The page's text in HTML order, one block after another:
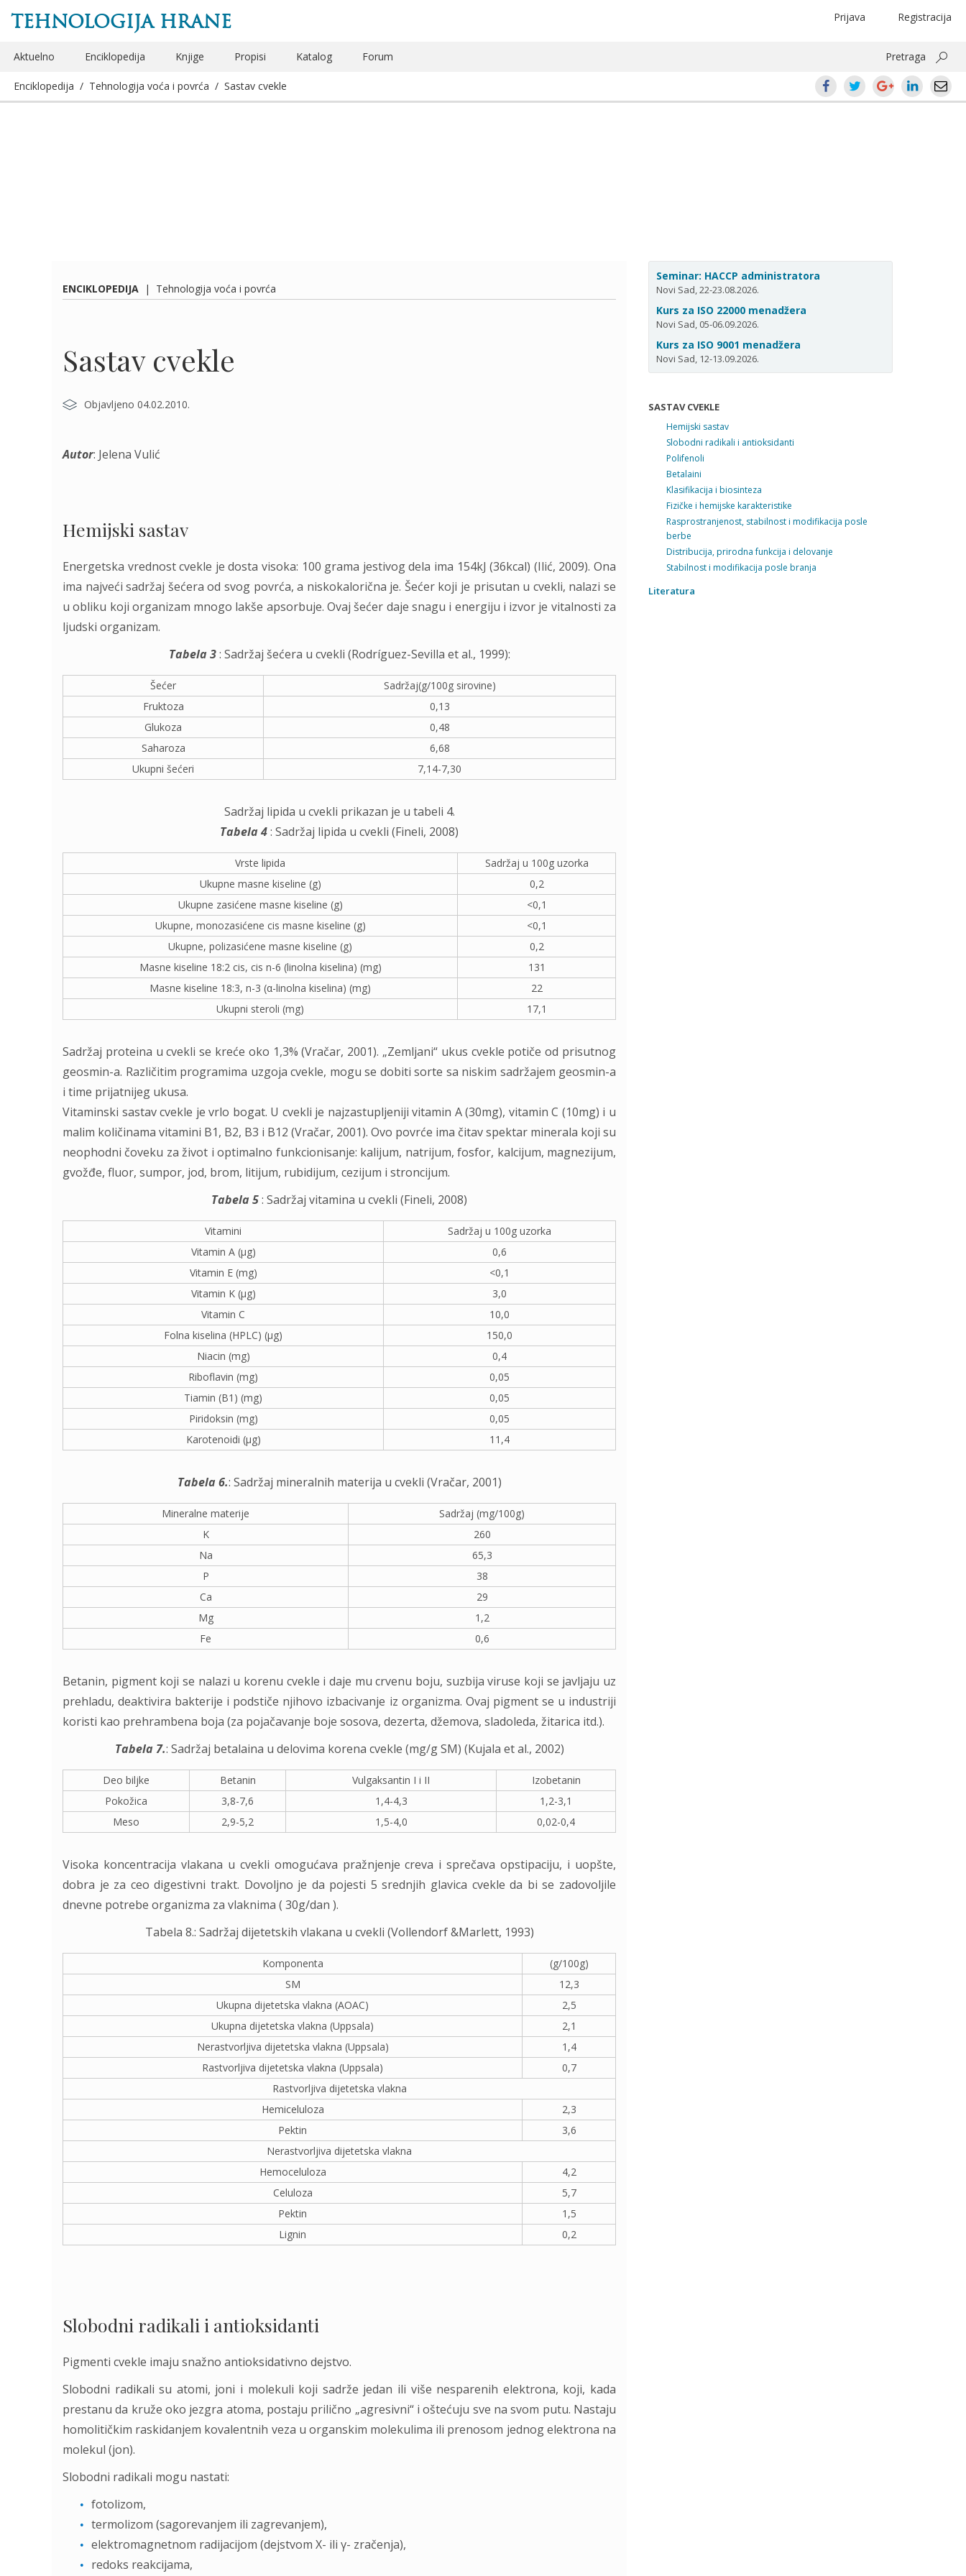
TEHNOLOGIJA HRANE Registracija
Prijava
Aktuelno Enciklopedija Knjige Propisi Katalog Forum Pretraga
Enciklopedija / Tehnologija voća i povrća / Sastav cvekle
ENCIKLOPEDIJA | Tehnologija voća i povrća
Sastav cvekle
Objavljeno 04.02.2010.
Autor: Jelena Vulić
Hemijski sastav
Energetska vrednost cvekle je dosta visoka: 100 grama jestivog dela ima 154kJ (36kcal) (Ilić, 2009). Ona
ima najveći sadržaj šećera od svog povrća, a niskokalorična je. Šećer koji je prisutan u cvekli, nalazi se
u obliku koji organizam mnogo lakše apsorbuje. Ovaj šećer daje snagu i energiju i izvor je vitalnosti za
ljudski organizam.
Tabela 3: Sadržaj šećera u cvekli (Rodríguez-Sevilla et al., 1999):
Šećer
Sadržaj(g/100g sirovine)
Fruktoza
0,13
Glukoza
0,48
Saharoza
6,68
Ukupni šećeri
7,14-7,30
Sadržaj lipida u cvekli prikazan je u tabeli 4.
Tabela 4: Sadržaj lipida u cvekli (Fineli, 2008)
Vrste lipida
Sadržaj u 100g uzorka
Ukupne masne kiseline (g)
0,2
Ukupne zasićene masne kiseline (g)
<0,1
Ukupne, monozasićene cis masne kiseline (g)
<0,1
Ukupne, polizasićene masne kiseline (g)
0,2
Masne kiseline 18:2 cis, cis n-6 (linolna kiselina) (mg)
131
Masne kiseline 18:3, n-3 (α-linolna kiselina) (mg)
22
Ukupni steroli (mg)
17,1
Sadržaj proteina u cvekli se kreće oko 1,3% (Vračar, 2001). „Zemljani“ ukus cvekle potiče od prisutnog
geosmin-a. Različitim programima uzgoja cvekle, mogu se dobiti sorte sa niskim sadržajem geosmin-a
i time prijatnijeg ukusa.
Vitaminski sastav cvekle je vrlo bogat. U cvekli je najzastupljeniji vitamin A (30mg), vitamin C (10mg) i u
malim količinama vitamini B1, B2, B3 i B12 (Vračar, 2001). Ovo povrće ima čitav spektar minerala koji su
neophodni čoveku za život i optimalno funkcionisanje: kalijum, natrijum, fosfor, kalcijum, magnezijum,
gvožđe, fluor, sumpor, jod, brom, litijum, rubidijum, cezijum i stroncijum.
Tabela 5: Sadržaj vitamina u cvekli (Fineli, 2008)
Vitamini
Sadržaj u 100g uzorka
Vitamin A (μg)
0,6
Vitamin E (mg)
<0,1
Vitamin K (μg)
3,0
Vitamin C
10,0
Folna kiselina (HPLC) (μg)
150,0
Niacin (mg)
0,4
Riboflavin (mg)
0,05
Tiamin (B1) (mg)
0,05
Piridoksin (mg)
0,05
Karotenoidi (μg)
11,4
Tabela 6.: Sadržaj mineralnih materija u cvekli (Vračar, 2001)
Mineralne materije
Sadržaj (mg/100g)
K
260
Na
65,3
P
38
Ca
29
Mg
1,2
Fe
0,6
Betanin, pigment koji se nalazi u korenu cvekle i daje mu crvenu boju, suzbija viruse koji se javljaju uz
prehladu, deaktivira bakterije i podstiče njihovo izbacivanje iz organizma. Ovaj pigment se u industriji
koristi kao prehrambena boja (za pojačavanje boje sosova, dezerta, džemova, sladoleda, žitarica itd.).
Tabela 7.: Sadržaj betalaina u delovima korena cvekle (mg/g SM) (Kujala et al., 2002)
Deo biljke Betanin Vulgaksantin I i II
Izobetanin
Pokožica
3,8-7,6 1,4-4,3
1,2-3,1
Meso
2,9-5,2 1,5-4,0 0,02-0,4
Visoka koncentracija vlakana u cvekli omogućava pražnjenje creva i sprečava opstipaciju, i uopšte,
dobra je za ceo digestivni trakt. Dovoljno je da pojesti 5 srednjih glavica cvekle da bi se zadovoljile
dnevne potrebe organizma za vlaknima ( 30g/dan ).
Tabela 8.: Sadržaj dijetetskih vlakana u cvekli (Vollendorf &Marlett, 1993)
Komponenta
(g/100g)
SM
12,3
Ukupna dijetetska vlakna (AOAC)
2,5
Ukupna dijetetska vlakna (Uppsala)
2,1
Nerastvorljiva dijetetska vlakna (Uppsala)
1,4
Rastvorljiva dijetetska vlakna (Uppsala)
0,7
Rastvorljiva dijetetska vlakna
Hemiceluloza
2,3
Pektin
3,6
Nerastvorljiva dijetetska vlakna
Hemoceluloza
4,2
Celuloza
5,7
Pektin
1,5
Lignin
0,2
Slobodni radikali i antioksidanti
Pigmenti cvekle imaju snažno antioksidativno dejstvo.
Slobodni radikali su atomi, joni i molekuli koji sadrže jedan ili više nesparenih elektrona, koji, kada
prestanu da kruže oko jezgra atoma, postaju prilično „agresivni“ i oštećuju sve na svom putu. Nastaju
homolitičkim raskidanjem kovalentnih veza u organskim molekulima ili prenosom jednog elektrona na
molekul (jon).
Slobodni radikali mogu nastati:
fotolizom,
termolizom (sagorevanjem ili zagrevanjem),
elektromagnetnom radijacijom (dejstvom X- ili γ- zračenja),
redoks reakcijama,
Seminar: HACCP administratora
Novi Sad, 22-23.08.2026.
Kurs za ISO 22000 menadžera
Novi Sad, 05-06.09.2026.
Kurs za ISO 9001 menadžera
Novi Sad, 12-13.09.2026.
SASTAV CVEKLE
Hemijski sastav
Slobodni radikali i antioksidanti
Polifenoli
Betalaini
Klasifikacija i biosinteza
Fizičke i hemijske karakteristike
Rasprostranjenost, stabilnost i modifikacija posle
berbe
Distribucija, prirodna funkcija i delovanje
Stabilnost i modifikacija posle branja
Literatura